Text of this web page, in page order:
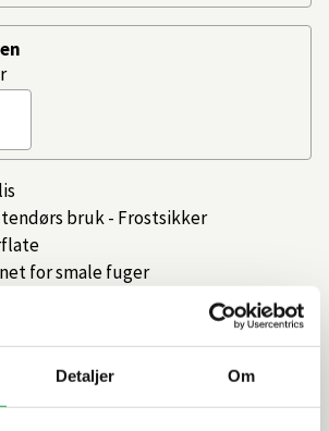
Detaljer Om
bruk - Frostsikker
for smale fuger
farger og størrelser